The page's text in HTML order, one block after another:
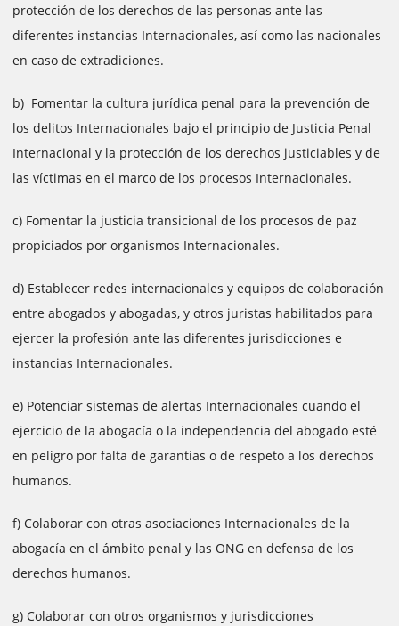
protección de los derechos de las personas ante las
diferentes instancias Internacionales, así como las nacionales
en caso de extradiciones.
b) Fomentar la cultura jurídica penal para la prevención de
los delitos Internacionales bajo el principio de Justicia Penal
Internacional y la protección de los derechos justiciables y de
las víctimas en el marco de los procesos Internacionales.
c) Fomentar la justicia transicional de los procesos de paz
propiciados por organismos Internacionales.
d) Establecer redes internacionales y equipos de colaboración
entre abogados y abogadas, y otros juristas habilitados para
ejercer la profesión ante las diferentes jurisdicciones e
instancias Internacionales.
e) Potenciar sistemas de alertas Internacionales cuando el
ejercicio de la abogacía o la independencia del abogado esté
en peligro por falta de garantías o de respeto a los derechos
humanos.
f) Colaborar con otras asociaciones Internacionales de la
abogacía en el ámbito penal y las ONG en defensa de los
derechos humanos.
g) Colaborar con otros organismos y jurisdicciones